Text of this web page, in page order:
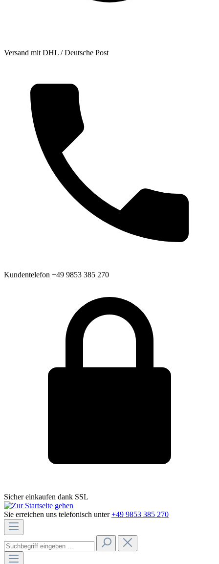
Versand mit DHL / Deutsche Post
Kundentelefon +49 9853 385 270
Sicher einkaufen dank SSL
Sie erreichen uns telefonisch unter +49 9853 385 270